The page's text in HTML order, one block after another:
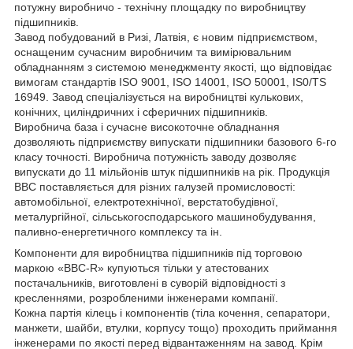
потужну виробничо - технічну площадку по виробництву
підшипників.
Завод побудований в Ризі, Латвія, є новим підприємством,
оснащеним сучасним виробничим та вимірювальним
обладнанням з системою менеджменту якості, що відповідає
вимогам стандартів ISO 9001, ISO 14001, ISO 50001, IS0/TS
16949. Завод спеціалізується на виробництві кулькових,
конічних, циліндричних і сферичних підшипників.
Виробнича база і сучасне високоточне обладнання
дозволяють підприємству випускати підшипники базового 6-го
класу точності. Виробнича потужність заводу дозволяє
випускати до 11 мільйонів штук підшипників на рік. Продукція
ВВС поставляється для різних галузей промисловості:
автомобільної, електротехнічної, верстатобудівної,
металургійної, сільськогосподарського машинобудування,
паливно-енергетичного комплексу та ін.
Компоненти для виробництва підшипників під торговою
маркою «BBC-R» купуються тільки у атестованих
постачальників, виготовлені в суворій відповідності з
кресленнями, розробленими інженерами компанії.
Кожна партія кілець і компонентів (тіла кочення, сепаратори,
манжети, шайби, втулки, корпусу тощо) проходить приймання
інженерами по якості перед відвантаженням на завод. Крім